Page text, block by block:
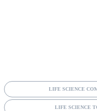
LIFE SCIENCE
LIFE SCIENCE